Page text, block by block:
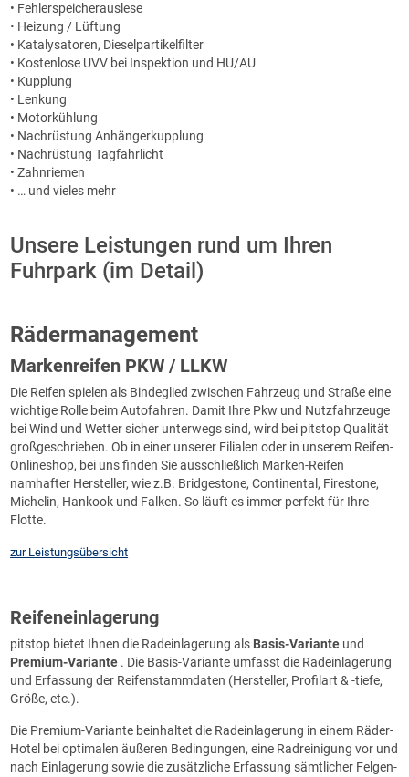
• Fehlerspeicherauslese
• Heizung / Lüftung
• Katalysatoren, Dieselpartikelfilter
• Kostenlose UVV bei Inspektion und HU/AU
• Kupplung
• Lenkung
• Motorkühlung
• Nachrüstung Anhängerkupplung
• Nachrüstung Tagfahrlicht
• Zahnriemen
• … und vieles mehr
Unsere Leistungen rund um Ihren
Fuhrpark (im Detail)
Rädermanagement
Markenreifen PKW / LLKW
Die Reifen spielen als Bindeglied zwischen Fahrzeug und Straße eine
wichtige Rolle beim Autofahren. Damit Ihre Pkw und Nutzfahrzeuge
bei Wind und Wetter sicher unterwegs sind, wird bei pitstop Qualität
großgeschrieben. Ob in einer unserer Filialen oder in unserem Reifen-
Onlineshop, bei uns finden Sie ausschließlich Marken-Reifen
namhafter Hersteller, wie z.B. Bridgestone, Continental, Firestone,
Michelin, Hankook und Falken. So läuft es immer perfekt für Ihre
Flotte.
zur Leistungsübersicht
Reifeneinlagerung
pitstop bietet Ihnen die Radeinlagerung als Basis-Variante und
Premium-Variante . Die Basis-Variante umfasst die Radeinlagerung
und Erfassung der Reifenstammdaten (Hersteller, Profilart & -tiefe,
Größe, etc.).
Die Premium-Variante beinhaltet die Radeinlagerung in einem Räder-
Hotel bei optimalen äußeren Bedingungen, eine Radreinigung vor und
nach Einlagerung sowie die zusätzliche Erfassung sämtlicher Felgen-